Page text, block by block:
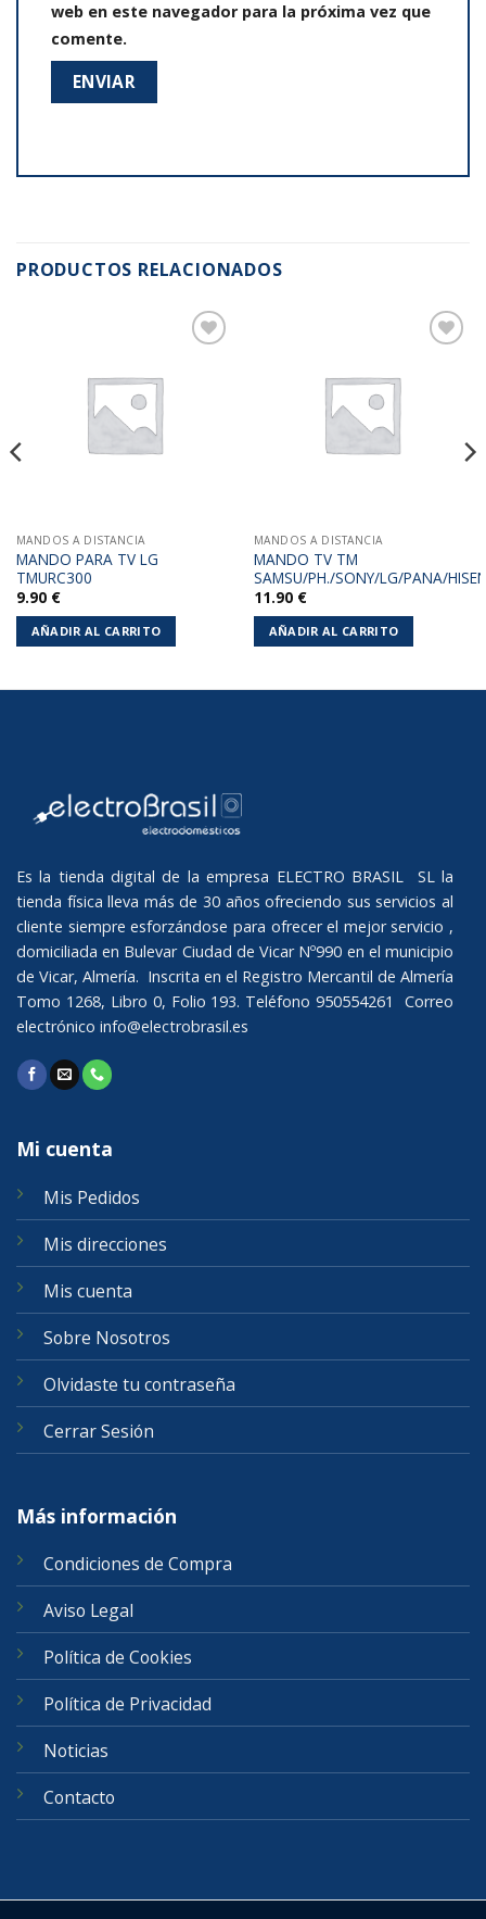
web en este navegador para la próxima vez que
comente.
PRODUCTOS RELACIONADOS
MANDOS A DISTANCIA
MANDO PARA TV LG
TMURC300
9.90 €
AÑADIR AL CARRITO
MANDOS A DISTANCIA
MANDO TV TM
SAMSU/PH./SONY/LG/PANA/
11.90 €
AÑADIR AL CARRITO
Es la tienda digital de la empresa ELECTRO BRASIL SL la
tienda física lleva más de 30 años ofreciendo sus servicios al
cliente siempre esforzándose para ofrecer el mejor servicio ,
domiciliada en Bulevar Ciudad de Vicar Nº990 en el municipio
de Vicar, Almería. Inscrita en el Registro Mercantil de Almería
Tomo 1268, Libro 0, Folio 193. Teléfono 950554261 Correo
electrónico info@electrobrasil.es
Mi cuenta
Mis Pedidos
Mis direcciones
Mis cuenta
Sobre Nosotros
Olvidaste tu contraseña
Cerrar Sesión
Más información
Condiciones de Compra
Aviso Legal
Política de Cookies
Política de Privacidad
Noticias
Contacto